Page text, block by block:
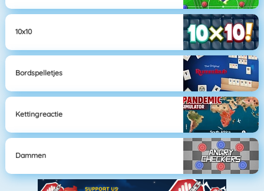
10x10
Bordspelletjes
Kettingreactie
Dammen